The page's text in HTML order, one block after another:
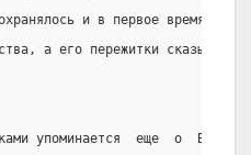
и в первое время
а его пережитки
упоминается  еще  о